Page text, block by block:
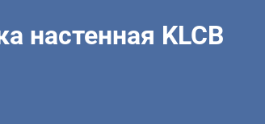
настенная KLCB